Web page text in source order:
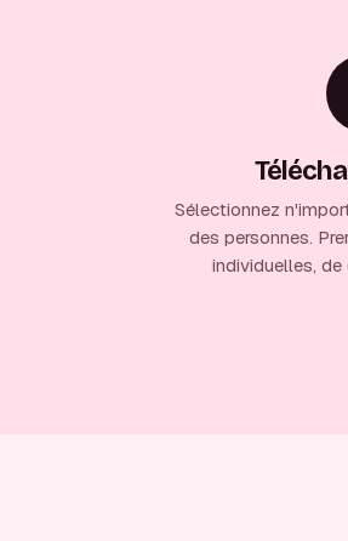
Sélectionnez
des personnes.
individuelles,